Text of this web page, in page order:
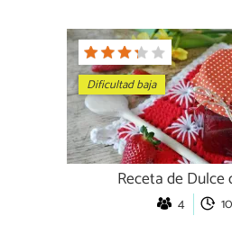
Dificultad baja
Receta de Dulce
4